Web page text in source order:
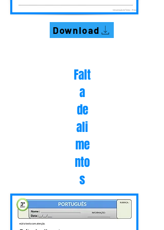
Download
Falt
a
de
ali
me
nto
s